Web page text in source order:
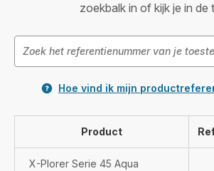
zoekbalk in of kijk je in de
Hoe vind ik mijn
Product
X-Plorer Serie 45 Aqua